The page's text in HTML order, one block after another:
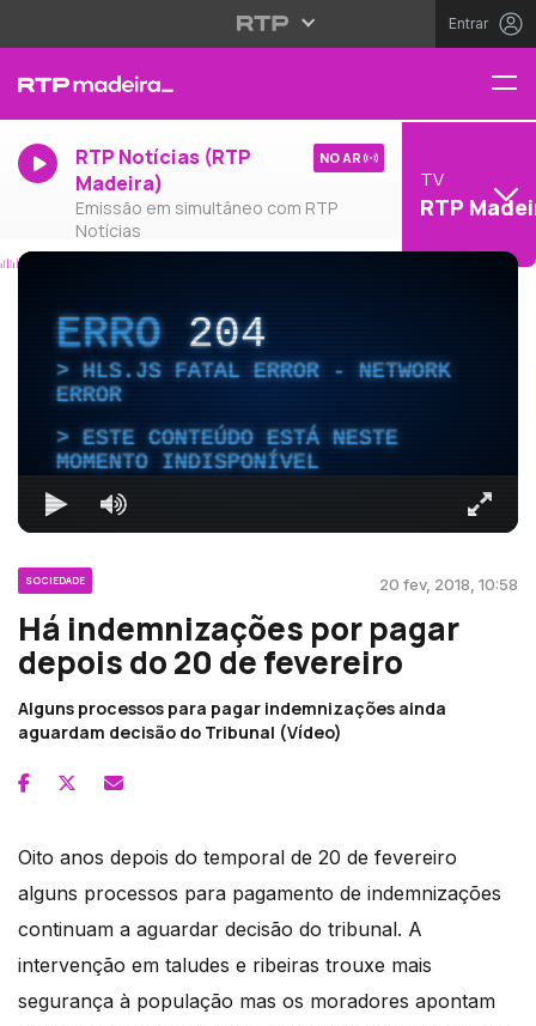
Entrar
RTP Notícias (RTP
Madeira)
Emissão em simultâneo com RTP
Notícias
NO AR
TV
RTP
ERRO204
HLS.JS FATAL ERROR - NETWORK
ERROR
ESTE CONTEÚDO ESTÁ NESTE
MOMENTO INDISPONÍVEL
SOCIEDADE 20 fev, 2018, 10:58
Há indemnizações por pagar
depois do 20 de fevereiro
Alguns processos para pagar indemnizações ainda
aguardam decisão do Tribunal (Vídeo)
Oito anos depois do temporal de 20 de fevereiro
alguns processos para pagamento de indemnizações
continuam a aguardar decisão do tribunal. A
intervenção em taludes e ribeiras trouxe mais
segurança à população mas os moradores apontam